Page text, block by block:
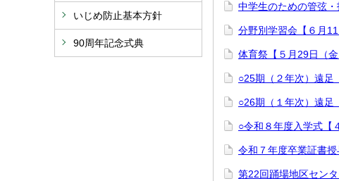
いじめ防止基本方針
90周年記念式典
中学生のための管弦
分野別学習会【６月11
体育祭【５月29日（金
○25期（２年次）遠足
○26期（１年次）遠足
○令和８年度入学式【
令和７年度卒業証書
第22回踊場地区セン